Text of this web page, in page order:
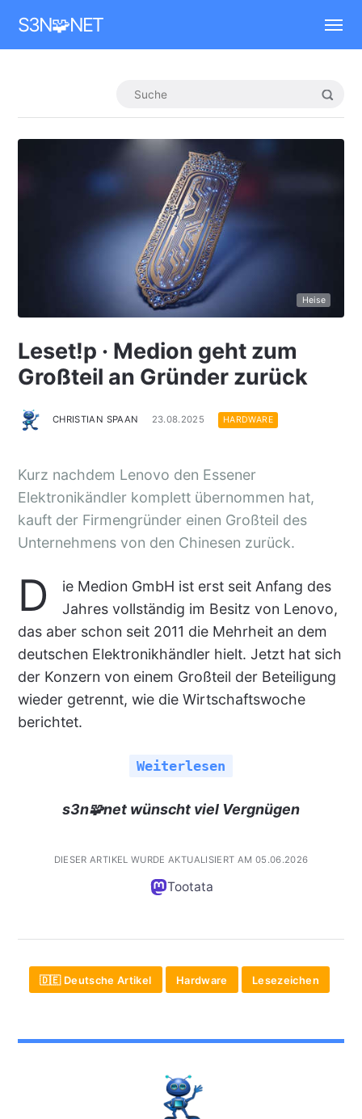
S3N🧩NET
Heise
Leset!p · Medion geht zum
Großteil an Gründer zurück
CHRISTIAN SPAAN 23.08.2025 HARDWARE
Kurz nachdem Lenovo den Essener
Elektronikändler komplett übernommen hat,
kauft der Firmengründer einen Großteil des
Unternehmens von den Chinesen zurück.
D
ie Medion GmbH ist erst seit Anfang des
Jahres vollständig im Besitz von Lenovo,
das aber schon seit 2011 die Mehrheit an dem
deutschen Elektronikhändler hielt. Jetzt hat sich
der Konzern von einem Großteil der Beteiligung
wieder getrennt, wie die Wirtschaftswoche
berichtet.
Weiterlesen
s3n🧩net wünscht viel Vergnügen
DIESER ARTIKEL WURDE AKTUALISIERT AM 05.06.2026
Tootata
🇩🇪 Deutsche Artikel Hardware Lesezeichen